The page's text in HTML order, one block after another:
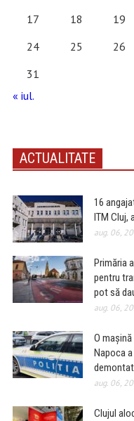
17
18 19
24
25 26
31
« iul.
ACTUALITATE
16
ITM Cluj,
aug. 06,
Primăria
pentru
pot să
aug. 06,
O
Napoca
aug. 06,
Clujul